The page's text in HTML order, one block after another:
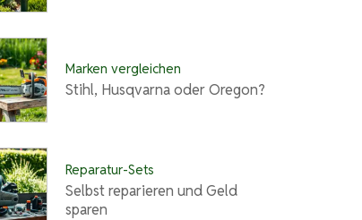
Marken vergleichen
Stihl, Husqvarna oder Oregon?
Reparatur-Sets
Selbst reparieren und Geld
sparen